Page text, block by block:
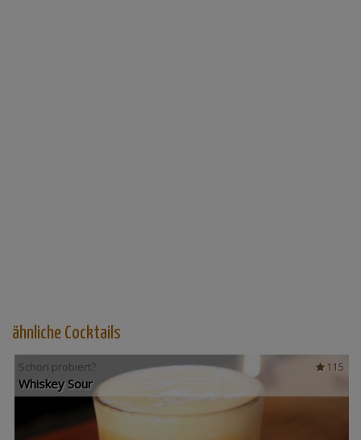
ähnliche Cocktails
115
Schon probiert?
Whiskey Sour